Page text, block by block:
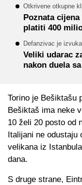
Otkrivene otkupne
Poznata
platiti 400
Defanzivac je
Veliki udarac
nakon duela
Torino je Bešiktašu
Bešiktaš ima neke
10 želi 20 posto od
Italijani ne
velikana iz
dana.
S druge strane,